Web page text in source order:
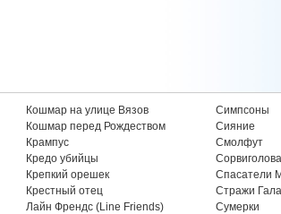
Кошмар на улице Вязов
Кошмар перед Рождеством
Крампус
Кредо убийцы
Крепкий орешек
Крестный отец
Лайн Френдс (Line Friends)
Симпсоны
Сияние
Смолфут
Сорвиголова
Спасатели
Стражи
Сумерки